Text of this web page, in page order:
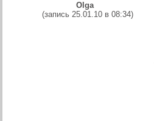
Olga
(запись 25.01.10 в 08:34)